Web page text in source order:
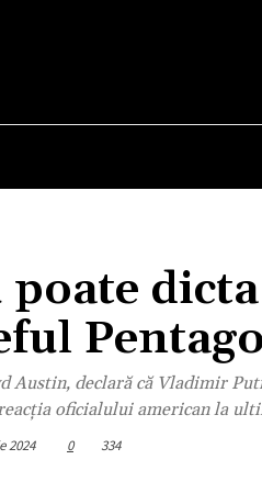
Austin, declară că Vladimir
oficialului american la
2024 0 334